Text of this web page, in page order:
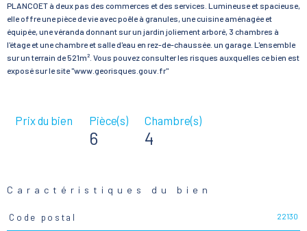
PLANCOET à deux pas des commerces et des services. Lumineuse et spacieuse,
elle offre une pièce de vie avec poêle à granules, une cuisine aménagée et
équipée, une véranda donnant sur un jardin joliement arboré, 3 chambres à
l'étage et une chambre et salle d'eau en rez-de-chaussée. un garage. L'ensemble
sur un terrain de 521m². Vous pouvez consulter les risques auxquelles ce bien est
exposé sur le site "www.georisques.gouv.fr"
Prix du bien Pièce(s)
6
Chambre(s)
4
Caractéristiques du bien
Caractéristiques
Code postal 22130